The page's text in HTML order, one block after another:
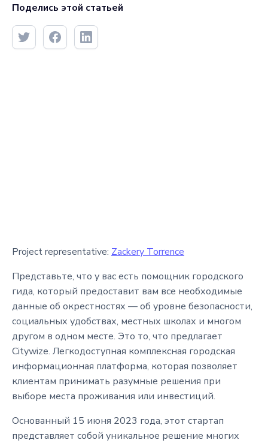
Поделись этой статьей
Project representative: Zackery Torrence
Представьте, что у вас есть помощник городского
гида, который предоставит вам все необходимые
данные об окрестностях — об уровне безопасности,
социальных удобствах, местных школах и многом
другом в одном месте. Это то, что предлагает
Citywize. Легкодоступная комплексная городская
информационная платформа, которая позволяет
клиентам принимать разумные решения при
выборе места проживания или инвестиций.
Основанный 15 июня 2023 года, этот стартап
представляет собой уникальное решение многих